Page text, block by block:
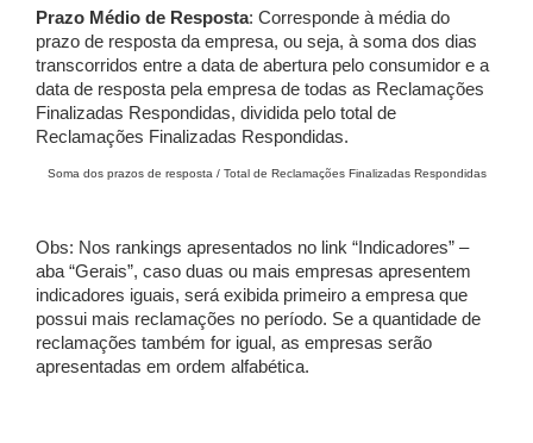
Prazo Médio de Resposta: Corresponde à média do
prazo de resposta da empresa, ou seja, à soma dos dias
transcorridos entre a data de abertura pelo consumidor e a
data de resposta pela empresa de todas as Reclamações
Finalizadas Respondidas, dividida pelo total de
Reclamações Finalizadas Respondidas.
Soma dos prazos de resposta / Total de Reclamações Finalizadas Respondidas
Obs: Nos rankings apresentados no link “Indicadores” –
aba “Gerais”, caso duas ou mais empresas apresentem
indicadores iguais, será exibida primeiro a empresa que
possui mais reclamações no período. Se a quantidade de
reclamações também for igual, as empresas serão
apresentadas em ordem alfabética.